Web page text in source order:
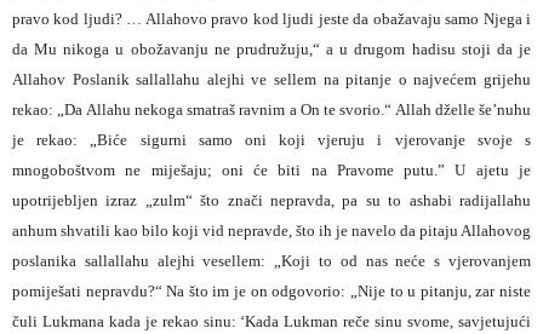
pravo kod ljudi? … Allahovo pravo kod ljudi jeste da obažavaju samo Njega i
da Mu nikoga u obožavanju ne prudružuju,“ a u drugom hadisu stoji da je
Allahov Poslanik sallallahu alejhi ve sellem na pitanje o najvećem grijehu
rekao: „Da Allahu nekoga smatraš ravnim a On te svorio.“ Allah dželle še’nuhu
je rekao: „Biće sigurni samo oni koji vjeruju i vjerovanje svoje s
mnogoboštvom ne miješaju; oni će biti na Pravome putu.” U ajetu je
upotrijebljen izraz „zulm“ što znači nepravda, pa su to ashabi radijallahu
anhum shvatili kao bilo koji vid nepravde, što ih je navelo da pitaju Allahovog
poslanika sallallahu alejhi vesellem: „Koji to od nas neće s vjerovanjem
pomiješati nepravdu?“ Na što im je on odgovorio: „Nije to u pitanju, zar niste
čuli Lukmana kada je rekao sinu: ‘Kada Lukman reče sinu svome, savjetujući